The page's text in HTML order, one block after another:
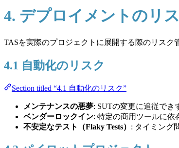
4. デプロイメントのリ
TASを実際のプロジェクトに展開する際のリスク
4.1 自動化のリスク
Section titled “4.1 自動化のリスク”
メンテナンスの悪夢: SUTの変更に追従でき
ベンダーロックイン: 特定の商用ツールに依
不安定なテスト（Flaky Tests） : タイミング